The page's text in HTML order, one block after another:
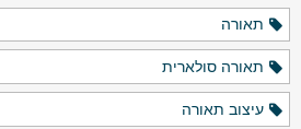
תאורה
תאורה סולארית
עיצוב תאורה